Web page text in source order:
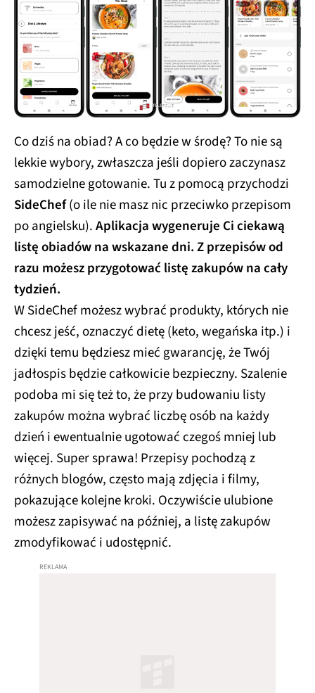
Co dziś na obiad? A co będzie w środę? To nie są
lekkie wybory, zwłaszcza jeśli dopiero zaczynasz
samodzielne gotowanie. Tu z pomocą przychodzi
SideChef(o ile nie masz nic przeciwko przepisom
po angielsku).Aplikacja wygeneruje Ci ciekawą
listę obiadów na wskazane dni. Z przepisów od
razu możesz przygotować listę zakupów na cały
tydzień.
W SideChef możesz wybrać produkty, których nie
chcesz jeść, oznaczyć dietę (keto, wegańska itp.) i
dzięki temu będziesz mieć gwarancję, że Twój
jadłospis będzie całkowicie bezpieczny. Szalenie
podoba mi się też to, że przy budowaniu listy
zakupów można wybrać liczbę osób na każdy
dzień i ewentualnie ugotować czegoś mniej lub
więcej. Super sprawa! Przepisy pochodzą z
różnych blogów, często mają zdjęcia i filmy,
pokazujące kolejne kroki. Oczywiście ulubione
możesz zapisywać na później, a listę zakupów
zmodyfikować i udostępnić.